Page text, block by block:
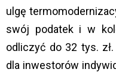
ulgę
swój podatek i w
odliczyć do 32 tys.
dla inwestorów